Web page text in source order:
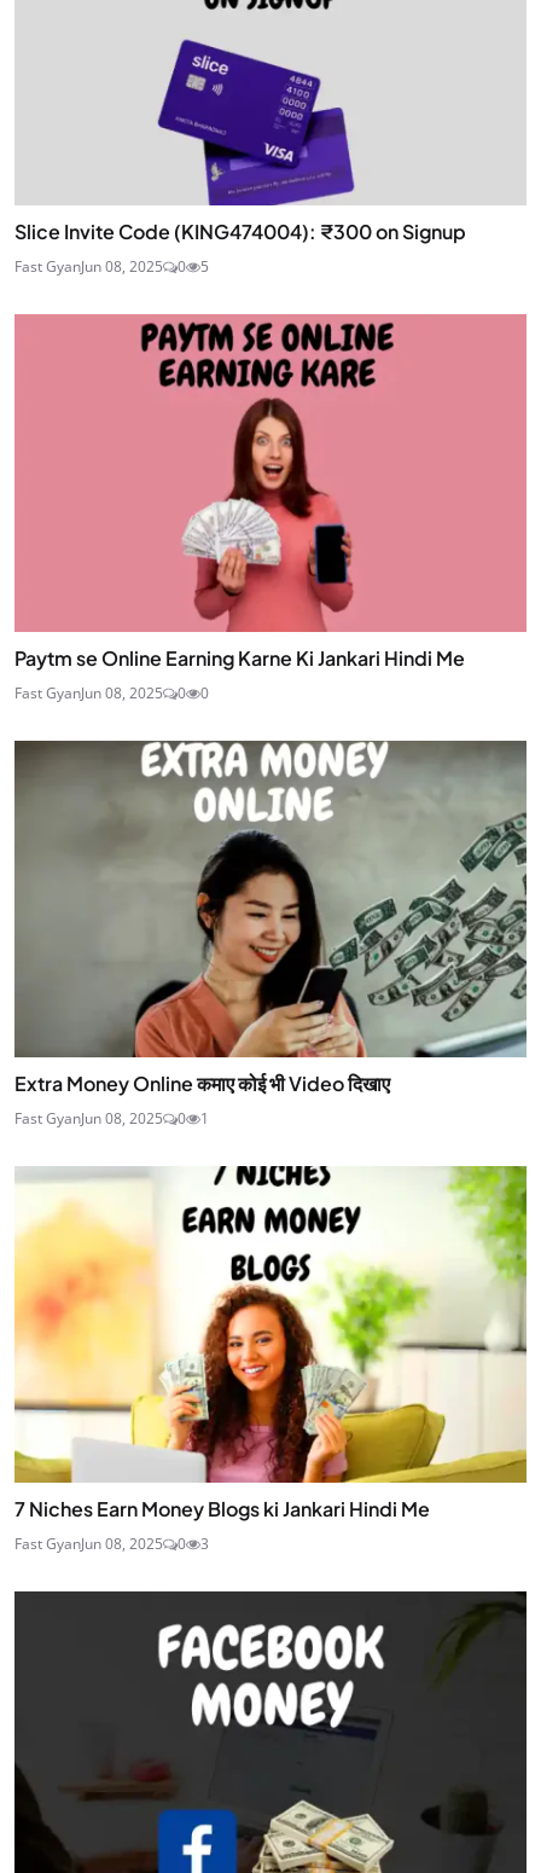
Slice Invite Code (KING474004): ₹300 on Signup
Fast GyanJun 08, 2025 0 5
Paytm se Online Earning Karne Ki Jankari Hindi Me
Fast GyanJun 08, 2025 0 0
Extra Money Online कमाए कोई भी Video दिखाए
Fast GyanJun 08, 2025 0 1
7 Niches Earn Money Blogs ki Jankari Hindi Me
Fast GyanJun 08, 2025 0 3